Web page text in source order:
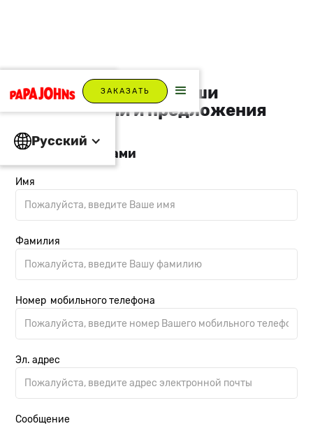
Русский
ЗАКАЗАТЬ
Мы приветствуем Ваши
комментарии и предложения
Свяжитесь с нами
Имя
Фамилия
Номер мобильного телефона
Эл. адрес
Сообщение